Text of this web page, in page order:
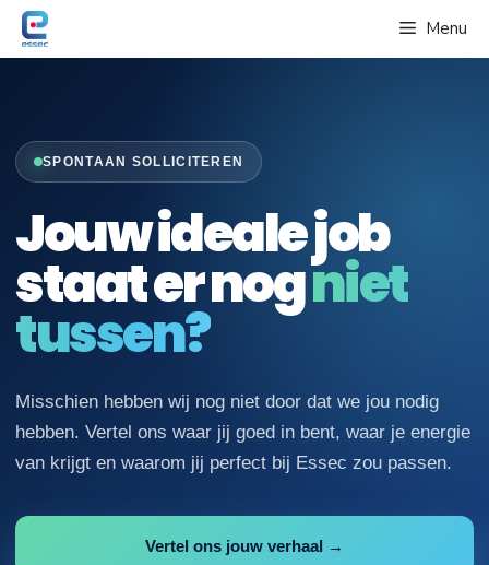
Spring
naar
Menu
SPONTAAN SOLLICITEREN
Jouw ideale job
staat er nogniet
tussen?
Misschien hebben wij nog niet door dat we jou nodig
hebben. Vertel ons waar jij goed in bent, waar je energie
van krijgt en waarom jij perfect bij Essec zou passen.
Vertel ons jouw verhaal →